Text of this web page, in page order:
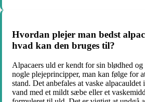
Hvordan plejer man bedst
hvad kan den bruges til?
Alpacaers uld er kendt for sin blødhed og
nogle plejeprincipper, man kan følge for
stand. Det anbefales at vaske
vand med et mildt sæbe eller et